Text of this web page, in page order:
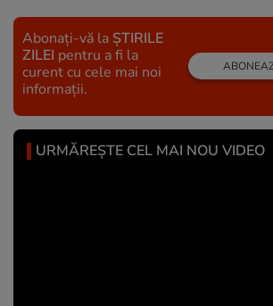
Abonați-vă la ȘTIRILE
ZILEI pentru a fi la
curent cu cele mai noi
informații.
URMĂREȘTE CEL MAI NOU VIDEO